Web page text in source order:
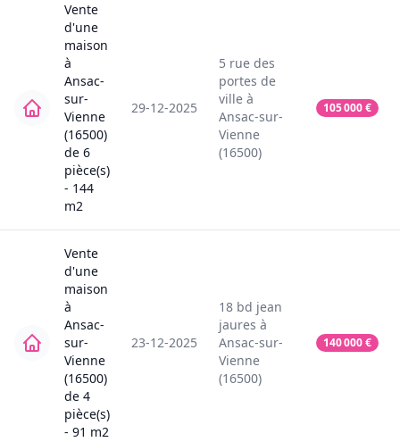
Vente
d'une
maison
à
Ansac-
sur-
Vienne
(16500)
de 6
pièce(s)
- 144
m2
29-12-2025
5 rue des
portes de
ville à
Ansac-sur-
Vienne
(16500)
105 000€
Vente
d'une
maison
à
Ansac-
sur-
Vienne
(16500)
de 4
pièce(s)
- 91 m2
23-12-2025
18 bd jean
jaures à
Ansac-sur-
Vienne
(16500)
140 000€